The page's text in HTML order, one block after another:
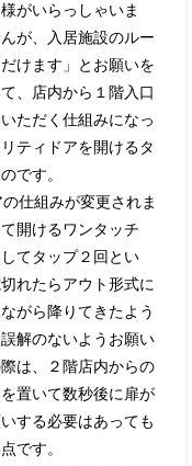
がいらっしゃいま
が、入居施設のルー
けます」とお願いを
、店内から１階入口
ただく仕組みになっ
ティドアを開けるタ
です。
仕組みが変更されま
開けるワンタッチ
てタップ２回とい
れたらアウト形式に
がら降りてきたよう
解のないようお願い
は、２階店内からの
置いて数秒後に扉が
する必要はあっても
です。